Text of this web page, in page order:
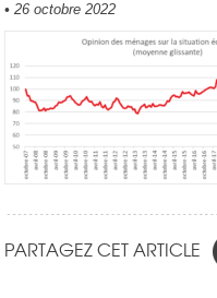
• 26 octobre 2022
PARTAGEZ CET ARTICLE